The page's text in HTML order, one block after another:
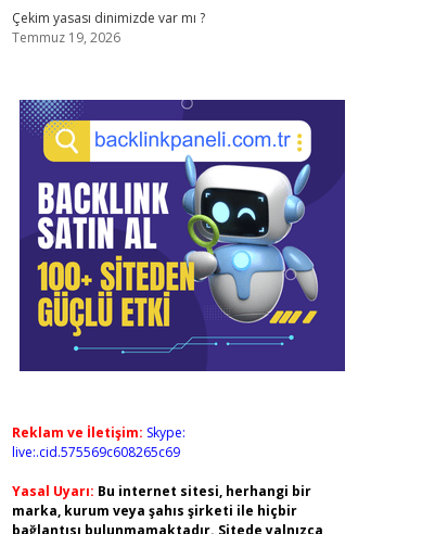
Çekim yasası dinimizde var mı ?
Temmuz 19, 2026
Reklam ve İletişim: Skype:
live:.cid.575569c608265c69
Yasal Uyarı: Bu internet sitesi, herhangi bir
marka, kurum veya şahıs şirketi ile hiçbir
bağlantısı bulunmamaktadır. Sitede yalnızca